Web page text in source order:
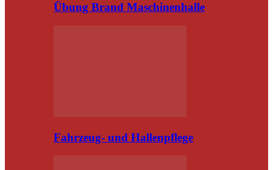
Übung Brand Maschinenhalle
Fahrzeug- und Hallenpflege